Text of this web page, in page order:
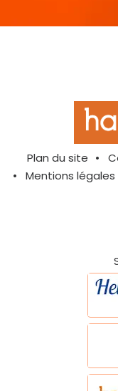
Plan du site
Mentions légales